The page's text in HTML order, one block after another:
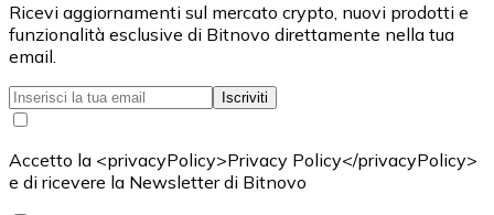
Ricevi aggiornamenti sul mercato crypto, nuovi prodotti e
funzionalità esclusive di Bitnovo direttamente nella tua
email.
Iscriviti
Accetto la <privacyPolicy>Privacy Policy</privacyPolicy>
e di ricevere la Newsletter di Bitnovo